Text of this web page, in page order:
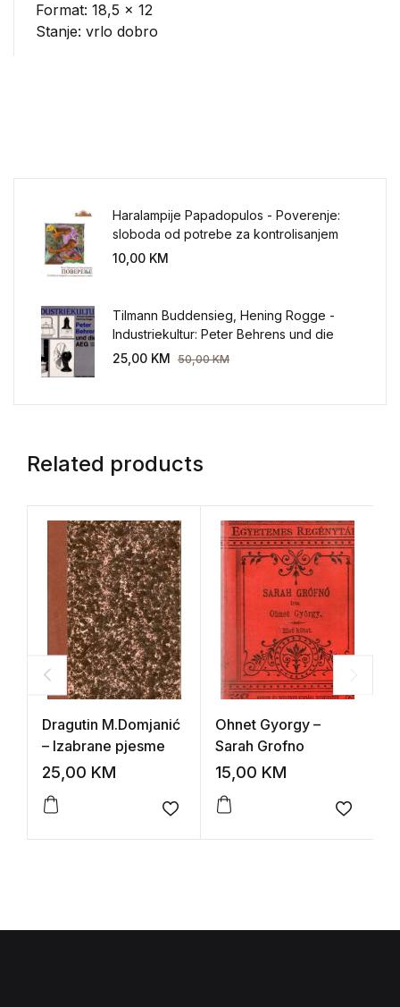
Format: 18,5 x 12
Stanje: vrlo dobro
Haralampije Papadopulos - Poverenje:
sloboda od potrebe za kontrolisanjem
sveta
10,00 KM
Tilmann Buddensieg, Hening Rogge -
Industriekultur: Peter Behrens und die
AEG 1907-1914.
25,00 KM 50,00KM
Related products
Dragutin M.Domjanić
– Izabrane pjesme
25,00 KM
Add to wishlist
Ohnet Gyorgy –
Sarah Grofno
15,00 KM
Add to